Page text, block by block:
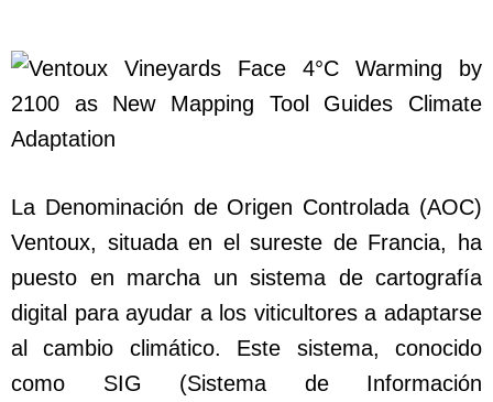
La Denominación de Origen Controlada (AOC)
Ventoux, situada en el sureste de Francia, ha
puesto en marcha un sistema de cartografía
digital para ayudar a los viticultores a adaptarse
al cambio climático. Este sistema, conocido
como SIG (Sistema de Información